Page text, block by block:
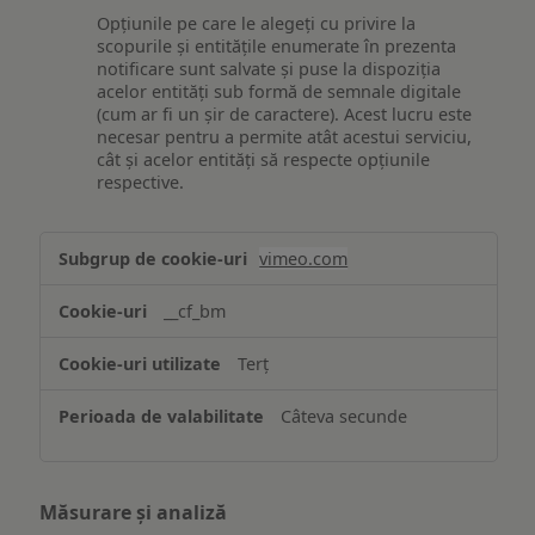
Opțiunile pe care le alegeți cu privire la
scopurile și entitățile enumerate în prezenta
notificare sunt salvate și puse la dispoziția
acelor entități sub formă de semnale digitale
(cum ar fi un șir de caractere). Acest lucru este
necesar pentru a permite atât acestui serviciu,
cât și acelor entități să respecte opțiunile
respective.
funcționalităților
ului
vimeo.com
__cf_bm
Terț
Câteva secunde
Măsurare și analiză